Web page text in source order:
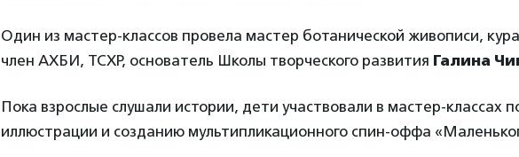
Один из мастер-классов провела мастер ботанической живописи,
член АХБИ, ТСХР, основатель Школы творческого развития Галина
Пока взрослые слушали истории, дети участвовали в мастер-классах
иллюстрации и созданию мультипликационного спин-оффа